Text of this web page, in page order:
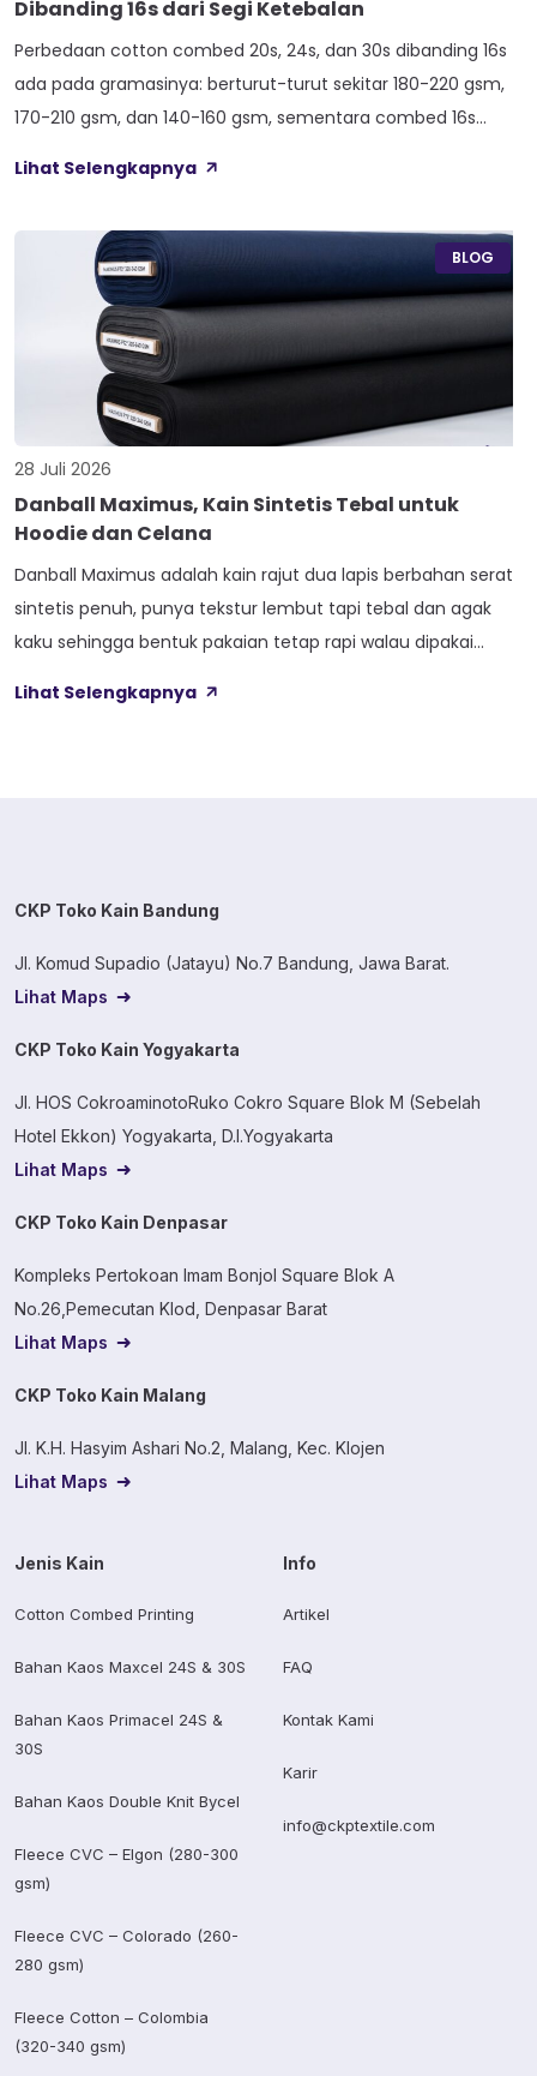
Dibanding 16s dari Segi Ketebalan
Perbedaan cotton combed 20s, 24s, dan 30s dibanding 16s
ada pada gramasinya: berturut-turut sekitar 180-220 gsm,
170-210 gsm, dan 140-160 gsm, sementara combed 16s
satu kaos terasa berat dan kokoh, sedangkan kaos lain
konveksi baru tertukar […]
Lihat Selengkapnya
BLOG
28 Juli 2026
Danball Maximus, Kain Sintetis Tebal untuk
Hoodie dan Celana
Danball Maximus adalah kain rajut dua lapis berbahan serat
sintetis penuh, punya tekstur lembut tapi tebal dan agak
kaku sehingga bentuk pakaian tetap rapi walau dipakai
yaitu Cool Touch, Wicking Process, Anti Bacterial, dan Anti
Lihat Selengkapnya
CKP Toko Kain Bandung
Jl. Komud Supadio (Jatayu) No.7 Bandung, Jawa Barat.
Lihat Maps
CKP Toko Kain Yogyakarta
Jl. HOS CokroaminotoRuko Cokro Square Blok M (Sebelah
Hotel Ekkon) Yogyakarta, D.I.Yogyakarta
Lihat Maps
CKP Toko Kain Denpasar
Kompleks Pertokoan Imam Bonjol Square Blok A
No.26,Pemecutan Klod, Denpasar Barat
Lihat Maps
CKP Toko Kain Malang
Jl. K.H. Hasyim Ashari No.2, Malang, Kec. Klojen
Lihat Maps
Jenis Kain
Cotton Combed Printing
Bahan Kaos Maxcel 24S & 30S
Bahan Kaos Primacel 24S &
30S
Bahan Kaos Double Knit Bycel
Fleece CVC – Elgon (280-300
gsm)
Fleece CVC – Colorado (260-
280 gsm)
Fleece Cotton – Colombia
(320-340 gsm)
Info
Artikel
FAQ
Kontak Kami
Karir
info@ckptextile.com